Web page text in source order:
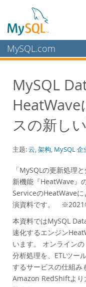
MySQL.com
服务
合作伙伴
客户
白皮书
演示文稿
演示
案例研究
性能
基准测试
迁移
节省总拥有成本
MySQL
スの新し
主题:云,架构, MySQL 企
「MySQLの更新処理
新機能『HeatWave』
ServiceのHeatWave
演資料です。 ※2021
本資料ではMySQL
速化するエンジン
います。 オンライン
分析処理を、ETLツー
するサービスの仕組み
Amazon RedShiftより